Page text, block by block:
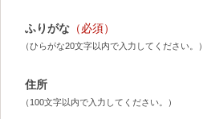
ふりがな （必須）
（ひらがな20文字以内で入力してください。）
住所
（100文字以内で入力してください。）